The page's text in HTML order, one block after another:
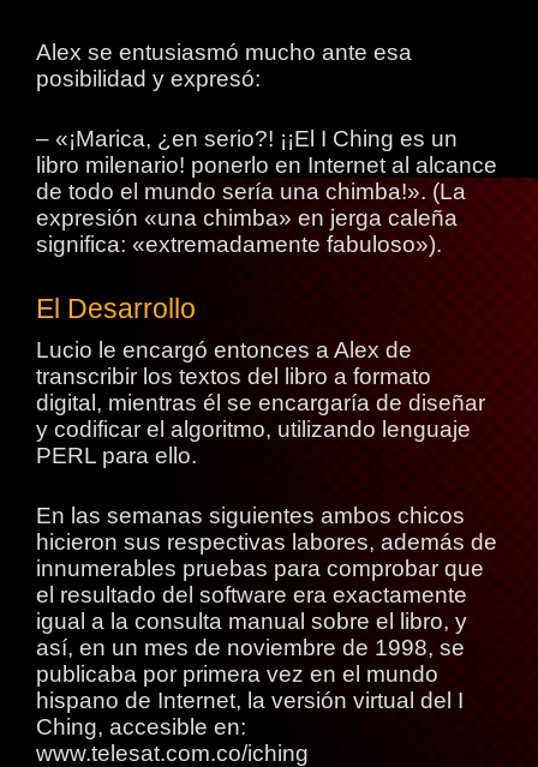
Alex se entusiasmó mucho ante esa
posibilidad y expresó:
– «¡Marica, ¿en serio?! ¡¡El I Ching es un
libro milenario! ponerlo en Internet al alcance
de todo el mundo sería una chimba!». (La
expresión «una chimba» en jerga caleña
significa: «extremadamente fabuloso»).
El Desarrollo
Lucio le encargó entonces a Alex de
transcribir los textos del libro a formato
digital, mientras él se encargaría de diseñar
y codificar el algoritmo, utilizando lenguaje
PERL para ello.
En las semanas siguientes ambos chicos
hicieron sus respectivas labores, además de
innumerables pruebas para comprobar que
el resultado del software era exactamente
igual a la consulta manual sobre el libro, y
así, en un mes de noviembre de 1998, se
publicaba por primera vez en el mundo
hispano de Internet, la versión virtual del I
Ching, accesible en:
www.telesat.com.co/iching